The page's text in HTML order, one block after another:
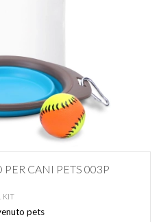
CANI PETS 003P
KIT
pets